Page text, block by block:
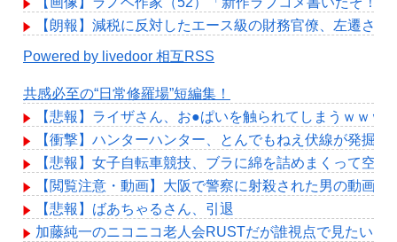
【朗報】減税に反対したエース級の財務官僚、左遷され
Powered by livedoor 相互RSS
共感必至の“日常修羅場”短編集！
【悲報】ライザさん、お●ぱいを触られてしまうｗｗｗ
【衝撃】ハンターハンター、とんでもねえ伏線が発掘
【悲報】女子自転車競技、ブラに綿を詰めまくって空
【閲覧注意・動画】大阪で警察に射殺された男の動画
【悲報】ばあちゃるさん、引退
加藤純一のニコニコ老人会RUSTだが誰視点で見たい？